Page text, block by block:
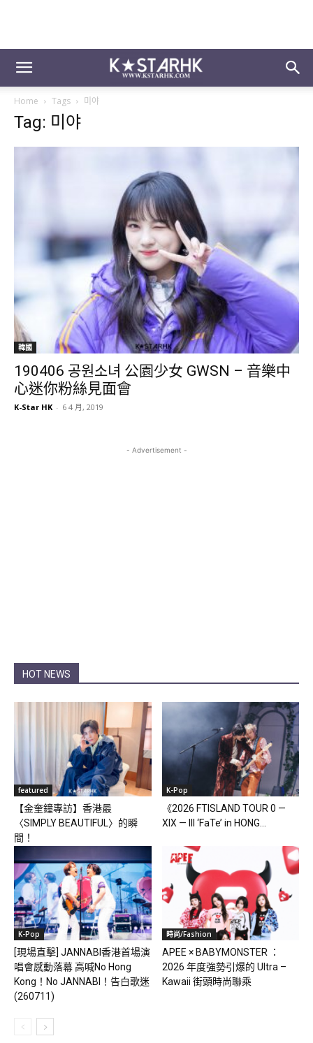
Home Tags 미야
Tag: 미야
韓國
190406 공원소녀 公園少女 GWSN – 音樂中
心迷你粉絲見面會
K-Star HK - 6 4 月, 2019
- Advertisement -
HOT NEWS
featured
【金奎鐘專訪】香港最
〈SIMPLY BEAUTIFUL〉的瞬
間！
K-Pop
《2026 FTISLAND TOUR 0 —
XIX — III ‘FaTe’ in HONG...
K-Pop
[現場直擊] JANNABI香港首場演
唱會感動落幕 高喊No Hong
Kong！No JANNABI！告白歌迷
(260711)
時尚/Fashion
APEE × BABYMONSTER ：
2026 年度強勢引爆的 Ultra –
Kawaii 街頭時尚聯乘